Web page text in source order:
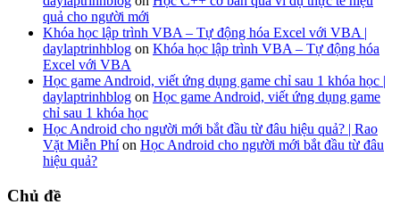
quả cho người mới
Khóa học lập trình VBA – Tự động hóa Excel với VBA |
daylaptrinhblog on Khóa học lập trình VBA – Tự động hóa
Excel với VBA
Học game Android, viết ứng dụng game chỉ sau 1 khóa học |
daylaptrinhblog on Học game Android, viết ứng dụng game
chỉ sau 1 khóa học
Học Android cho người mới bắt đầu từ đâu hiệu quả? | Rao
Vặt Miễn Phíon Học Android cho người mới bắt đầu từ đâu
hiệu quả?
Chủ đề